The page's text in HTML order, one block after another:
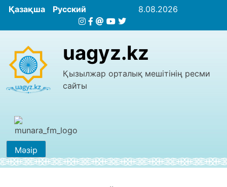
Қазақша Русский 8.08.2026
uagyz.kz
Қызылжар орталық мешітінің ресми
сайты
Мәзір